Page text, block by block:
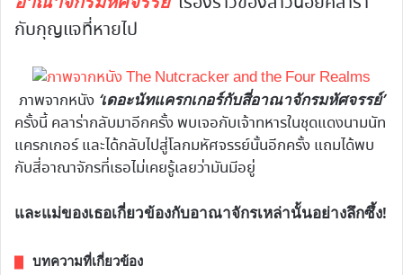
กับกุญแจที่หายไป
ภาพจากหนัง ‘เดอะนัทแครกเกอร์กับสี่อาณาจักรมหัศจรรย์’
ครั้งนี้ คลาร่ากลับมาอีกครั้ง พบเจอกับเจ้าทหารในชุดแดงนามนัท
แครกเกอร์ และได้กลับไปสู่โลกมหัศจรรย์นั้นอีกครั้ง แถมได้พบ
กับสี่อาณาจักรที่เธอไม่เคยรู้เลยว่ามันมีอยู่
และแม่ของเธอเกี่ยวข้องกับอาณาจักรเหล่านั้นอย่างลึกซึ้ง!
บทความที่เกี่ยวข้อง